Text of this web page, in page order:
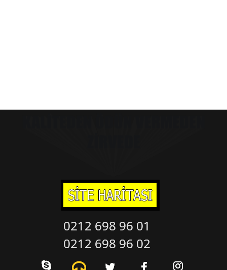
0212 698 96 01
0212 698 96 02
0212 698 96 01
0212 698 96 02